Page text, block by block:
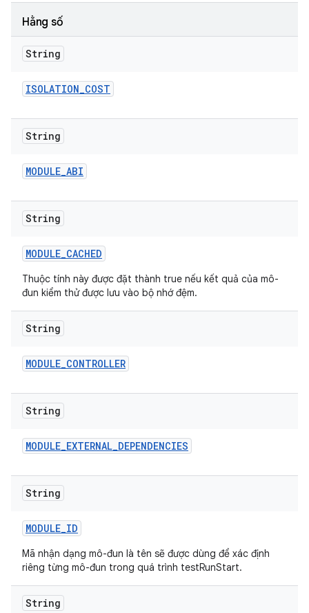
Hằng số
String
ISOLATION_COST
String
MODULE_ABI
String
MODULE_CACHED
Thuộc tính này được đặt thành true nếu kết quả của mô-
đun kiểm thử được lưu vào bộ nhớ đệm.
String
MODULE_CONTROLLER
String
MODULE_EXTERNAL_DEPENDENCIES
String
MODULE_ID
Mã nhận dạng mô-đun là tên sẽ được dùng để xác định
riêng từng mô-đun trong quá trình testRunStart.
String